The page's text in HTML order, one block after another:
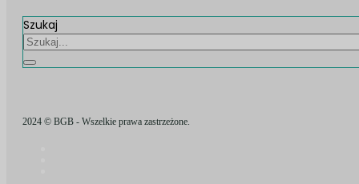
Szukaj
2024 © BGB - Wszelkie prawa zastrzeżone.